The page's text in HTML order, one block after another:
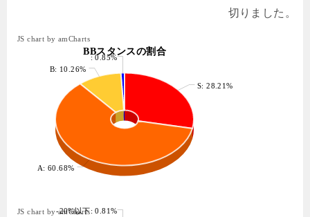
切りました。
: 0.85%
B: 10.26%
S: 28.21%
A: 60.68%
BBスタンスの割合
JS chart by amCharts
-20%以下: 0.81%
JS chart by amCharts